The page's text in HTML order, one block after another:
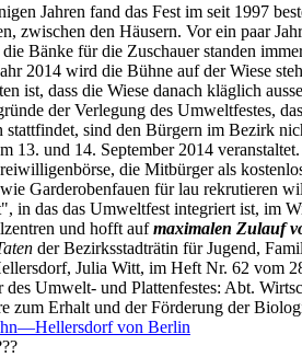
Jahren fand das Fest im seit 1997
zwischen den Häusern. Vor ein paar
Bänke für die Zuschauer standen
2014 wird die Bühne auf der Wiese
ist, dass die Wiese danach kläglich
der Verlegung des Umweltfestes,
stattfindet, sind den Bürgern im Bezirk
13. und 14. September 2014 veranstaltet.
die Mitbürger als
Garderobenfauen für lau rekrutieren
in das das Umweltfest integriert ist, im
und hofft aufmaximalen Zulauf
der Bezirksstadträtin für Jugend,
Julia Witt, im Heft Nr. 62 vom
des Umwelt- und Plattenfestes: Abt.
Erhalt und der Förderung der
von Berlin